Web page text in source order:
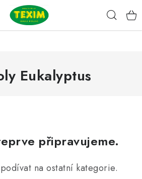
Eukalyptus
připravujeme.
na ostatní kategorie.